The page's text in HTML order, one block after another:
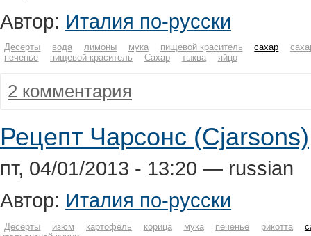
Автор: Италия по-русски
Десерты вода лимоны мука пищевой краситель сахар
печенье
пищевой краситель Сахар тыква яйцо
2 комментария
Рецепт Чарсонс (Cjarsons)
пт, 04/01/2013 - 13:20 — russian
Автор: Италия по-русски
Десерты изюм картофель корица мука печенье рикотта